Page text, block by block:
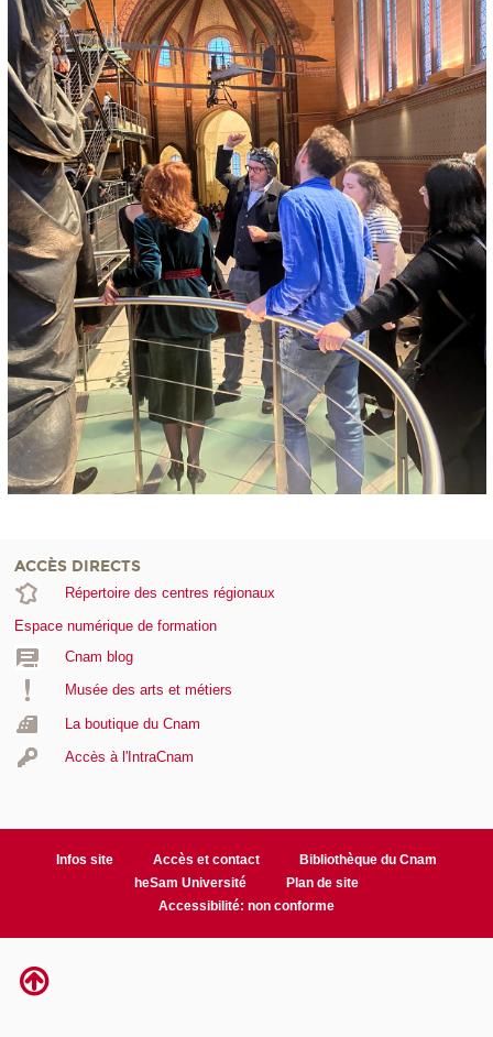
ACCÈS DIRECTS
Répertoire des centres régionaux
Espace numérique de formation
Cnam blog
Musée des arts et métiers
La boutique du Cnam
Accès à l'IntraCnam
Infos site Accès et contact
Bibliothèque du Cnam
heSam Université
Plan de site
Accessibilité: non conforme